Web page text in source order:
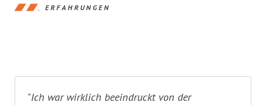
ERFAHRUNGEN
"Ich war wirklich beeindruckt von der